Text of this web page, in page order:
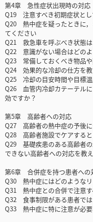
第4章 急性症状出現時の対応
Q19 注意すべき初期症状とし
Q20 熱中症を疑ったときに
てください
Q21 救急車を呼ぶべき状態は
Q22 意識がない場合はどのよ
Q23 常備しておくべき物品や
Q24 効果的な冷却の仕方を教
Q25 冷却の目安時間や目標温
Q26 血管内冷却カテーテル
効ですか？
第5章 高齢者への対応
Q27 高齢者の熱中症の予後
Q28 高齢者施設でケアする
Q29 基礎疾患のある高齢者
できない高齢者への対応を教
第6章 合併症を持つ患者への
Q30 熱中症にはどのようなリ
Q31 熱中症との合併で注意す
Q32 食事制限がある患者で
Q33 熱中症に特に注意が必要